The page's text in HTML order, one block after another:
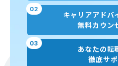
02
キャリアアドバ
無料カウン
03
あなたの転
徹底サ